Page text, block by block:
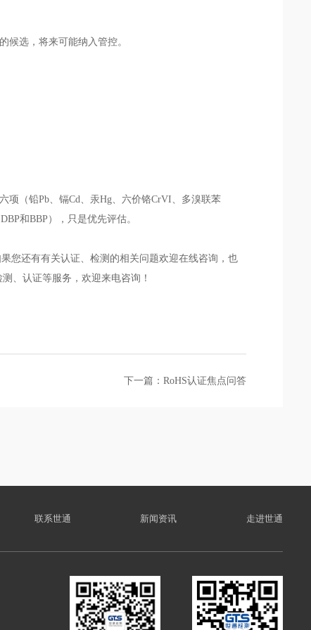
选，将来可能纳入管控。
（铅Pb、镉Cd、汞Hg、六价铬CrVI、多溴联苯
和BBP），只是优先评估。
您还有有关认证、检测的相关问题欢迎在线咨询，也
、认证等服务，欢迎来电咨询！
下一篇：RoHS认证焦点问答
联系世通 新闻资讯 走进世通